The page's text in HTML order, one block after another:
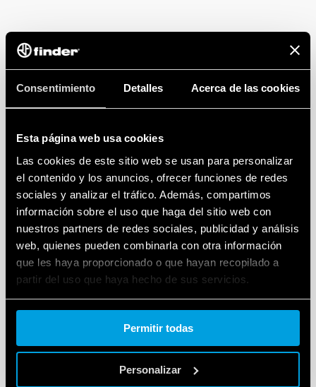
Consentimiento Detalles Acerca de las cookies
Esta página web usa cookies
Las cookies de este sitio web se usan para personalizar
el contenido y los anuncios, ofrecer funciones de redes
sociales y analizar el tráfico. Además, compartimos
información sobre el uso que haga del sitio web con
nuestros partners de redes sociales, publicidad y análisis
web, quienes pueden combinarla con otra información
que les haya proporcionado o que hayan recopilado a
partir del uso que haya hecho de sus servicios.
Cookie policy.
Permitir todas
Personalizar
cookie, esto puede afectar o impedir el buen
cookie, haga clic aquí.
3. CIRCUITO DE FUERZA
Por último, pero no menos importante, debemos
fabricantes indican en sus hojas de datos los